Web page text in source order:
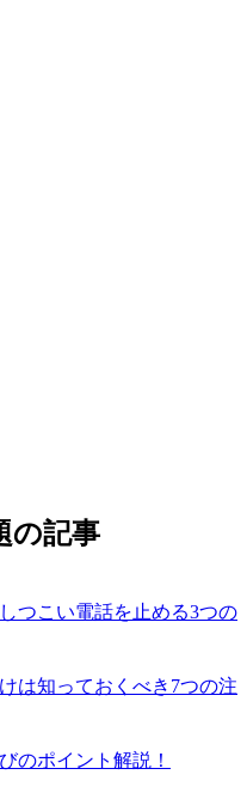
の記事
つこい電話を止める3つの
は知っておくべき7つの注
のポイント解説！